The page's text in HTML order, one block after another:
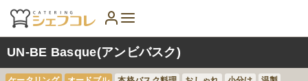
UN-BE Basque(アンビバスク)